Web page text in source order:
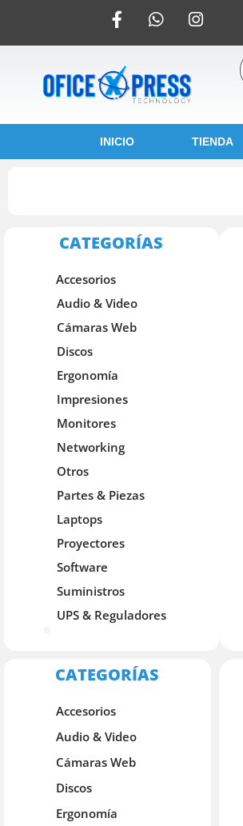
INICIO TIENDA
CATEGORÍAS
Accesorios
Audio & Video
Cámaras Web
Discos
Ergonomía
Impresiones
Monitores
Networking
Otros
Partes & Piezas
Laptops
Proyectores
Software
Suministros
UPS & Reguladores
CATEGORÍAS
Accesorios
Audio & Video
Cámaras Web
Discos
Ergonomía